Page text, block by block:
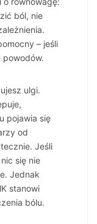
ból, nie
– jeśli
powodów.
ulgi.
pojawia się
od
Jeśli
się nie
Jednak
stanowi
bólu.